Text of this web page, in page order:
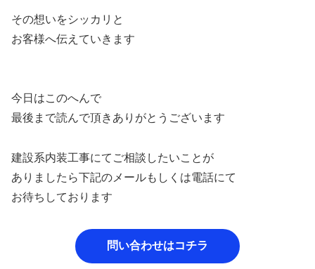
その想いをシッカリと
お客様へ伝えていきます
今日はこのへんで
最後まで読んで頂きありがとうございます
建設系内装工事にてご相談したいことが
ありましたら下記のメールもしくは電話にて
お待ちしております
問い合わせはコチラ